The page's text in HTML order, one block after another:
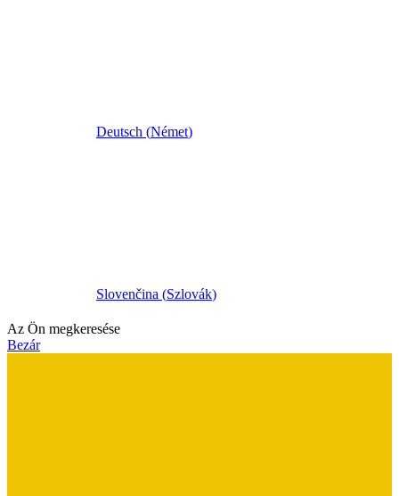
Deutsch (Német)
Slovenčina (Szlovák)
Az Ön megkeresése
Bezár